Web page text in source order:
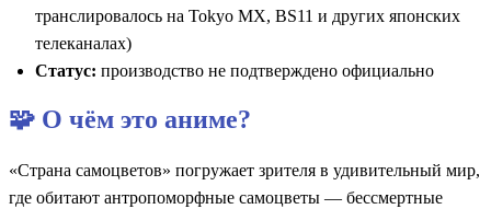
транслировалось на Tokyo MX, BS11 и других японских
телеканалах)
Статус: производство не подтверждено официально
🧩 О чём это аниме?
«Страна самоцветов» погружает зрителя в удивительный мир,
где обитают антропоморфные самоцветы — бессмертные